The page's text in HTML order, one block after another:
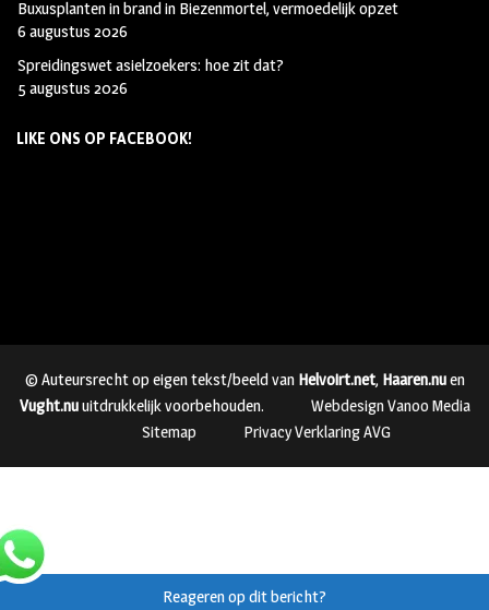
Buxusplanten in brand in Biezenmortel, vermoedelijk opzet
6 augustus 2026
Spreidingswet asielzoekers: hoe zit dat?
5 augustus 2026
LIKE ONS OP FACEBOOK!
Reageren op dit bericht?
© Auteursrecht op eigen tekst/beeld van Helvoirt.net, Haaren.nuen
Vught.nuuitdrukkelijk voorbehouden.
Webdesign Vanoo Media
Sitemap
Privacy Verklaring AVG